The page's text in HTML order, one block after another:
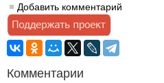
Добавить комментарий
Комментарии